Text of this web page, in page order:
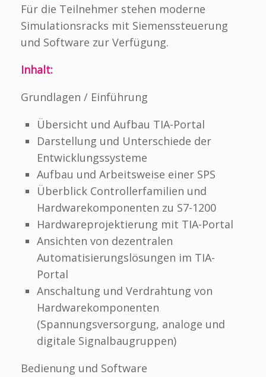
Für die Teilnehmer stehen moderne
Simulationsracks mit Siemenssteuerung
und Software zur Verfügung.
Inhalt:
Grundlagen / Einführung
Übersicht und Aufbau TIA-Portal
Darstellung und Unterschiede der
Entwicklungssysteme
Aufbau und Arbeitsweise einer SPS
Überblick Controllerfamilien und
Hardwarekomponenten zu S7-1200
Hardwareprojektierung mit TIA-Portal
Ansichten von dezentralen
Automatisierungslösungen im TIA-
Portal
Anschaltung und Verdrahtung von
Hardwarekomponenten
(Spannungsversorgung, analoge und
digitale Signalbaugruppen)
Bedienung und Software